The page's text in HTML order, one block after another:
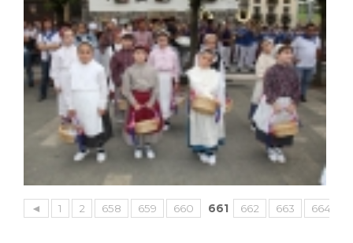
◄ 1 2 658 659 660 661 662 663 664